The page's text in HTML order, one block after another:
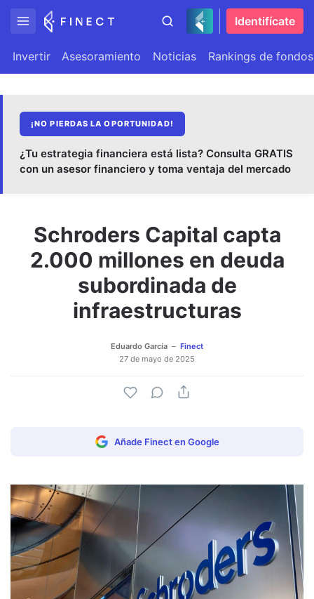
Identifícate
Invertir Asesoramiento Noticias Rankings de fondos
¡NO PIERDAS LA OPORTUNIDAD!
¿Tu estrategia financiera está lista? Consulta GRATIS
con un asesor financiero y toma ventaja del mercado
Schroders Capital capta
2.000 millones en deuda
subordinada de
infraestructuras
Eduardo García
Finect
27 de mayo de 2025
Añade Finect en Google